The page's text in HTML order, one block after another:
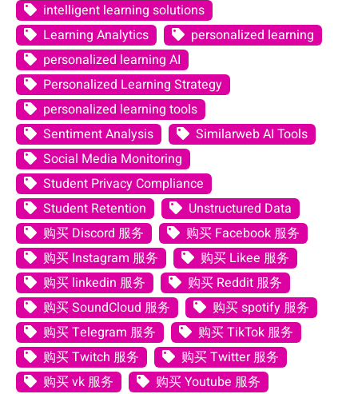
intelligent learning solutions
Learning Analytics
personalized learning
personalized learning AI
Personalized Learning Strategy
personalized learning tools
Sentiment Analysis
Similarweb AI Tools
Social Media Monitoring
Student Privacy Compliance
Student Retention
Unstructured Data
购买 Discord 服务
购买 Facebook 服务
购买 Instagram 服务
购买 Likee 服务
购买 linkedin 服务
购买 Reddit 服务
购买 SoundCloud 服务
购买 spotify 服务
购买 Telegram 服务
购买 TikTok 服务
购买 Twitch 服务
购买 Twitter 服务
购买 vk 服务
购买 Youtube 服务